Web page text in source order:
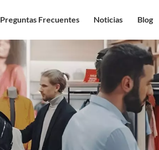
Preguntas Frecuentes Noticias Blog